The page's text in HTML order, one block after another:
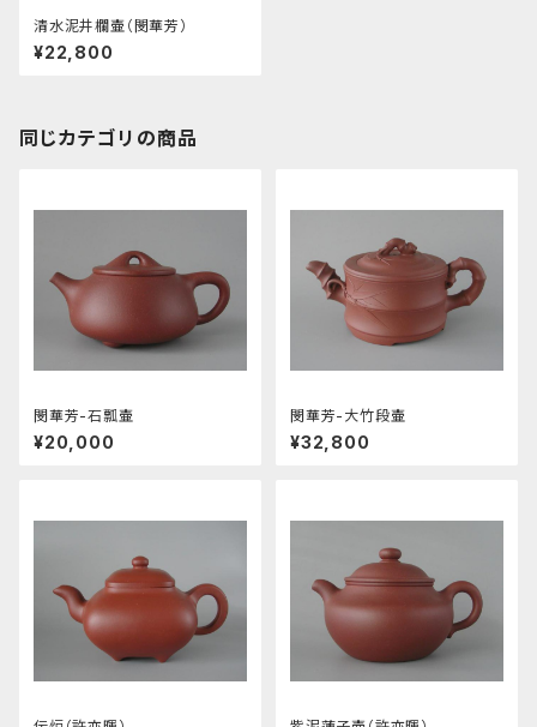
清水泥井欄壷（閔華芳）
¥22,800
同じカテゴリの商品
閔華芳-石瓢壷
¥20,000
閔華芳-大竹段壷
¥32,800